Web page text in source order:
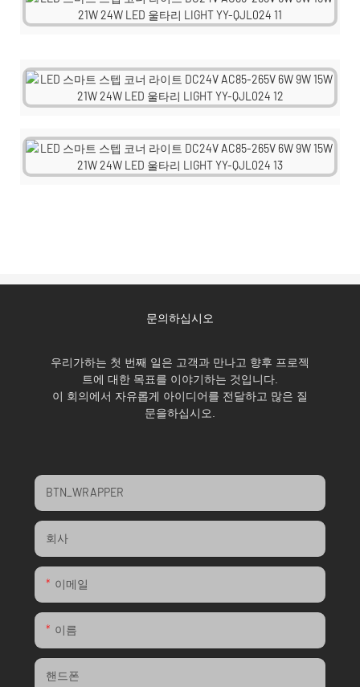
문의하십시오
우리가하는 첫 번째 일은 고객과 만나고 향후 프로젝
트에 대한 목표를 이야기하는 것입니다.
이 회의에서 자유롭게 아이디어를 전달하고 많은 질
문을하십시오.
BTN_WRAPPER
회사
이메일
이름
핸드폰